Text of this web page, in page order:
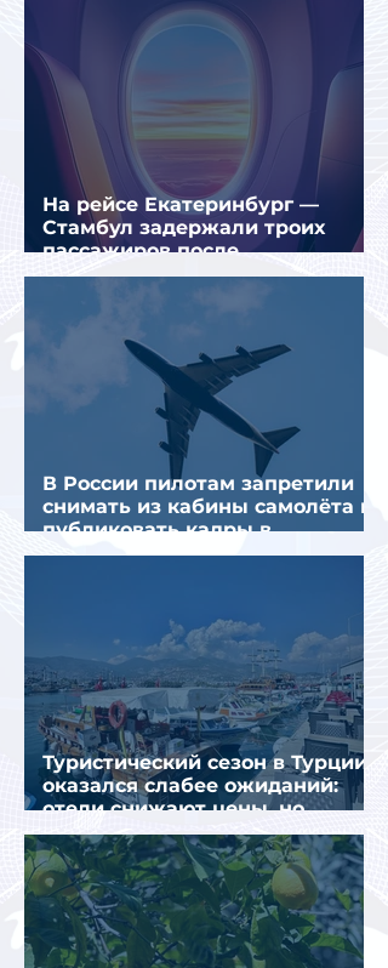
На рейсе Екатеринбург —
Стамбул задержали троих
пассажиров после
предполагаемой серии краж
В России пилотам запретили
снимать из кабины самолёта и
публиковать кадры в
интернете
Туристический сезон в Турции
оказался слабее ожиданий:
отели снижают цены, но
загрузка остается низкой